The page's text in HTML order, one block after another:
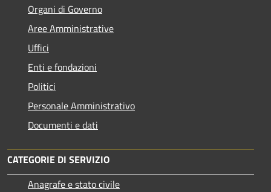
Organi di Governo
Aree Amministrative
Uffici
Enti e fondazioni
Politici
Personale Amministrativo
Documenti e dati
CATEGORIE DI SERVIZIO
Anagrafe e stato civile